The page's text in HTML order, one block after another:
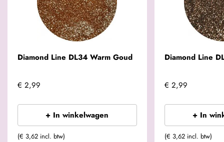
Diamond Line DL34 Warm Goud
€ 2,99
+ In winkelwagen
(€ 3,62 incl. btw)
Diamond Line
€ 2,99
+ In
(€ 3,62 incl. btw)